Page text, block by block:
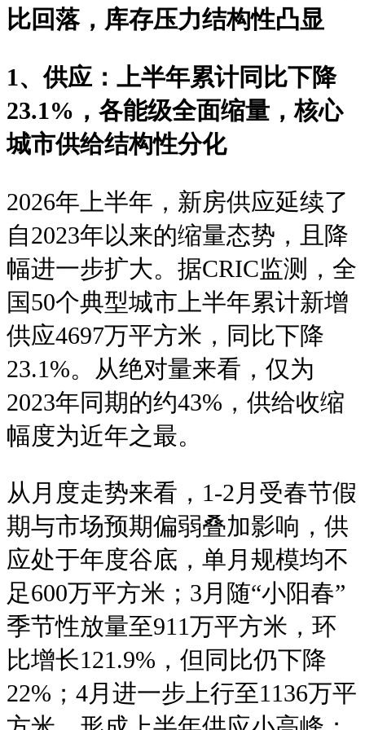
比回落，库存压力结构性凸显
1、供应：上半年累计同比下降
23.1%，各能级全面缩量，核心
城市供给结构性分化
2026年上半年，新房供应延续了
自2023年以来的缩量态势，且降
幅进一步扩大。据CRIC监测，全
国50个典型城市上半年累计新增
供应4697万平方米，同比下降
23.1%。从绝对量来看，仅为
2023年同期的约43%，供给收缩
幅度为近年之最。
从月度走势来看，1-2月受春节假
期与市场预期偏弱叠加影响，供
应处于年度谷底，单月规模均不
足600万平方米；3月随“小阳春”
季节性放量至911万平方米，环
比增长121.9%，但同比仍下降
22%；4月进一步上行至1136万平